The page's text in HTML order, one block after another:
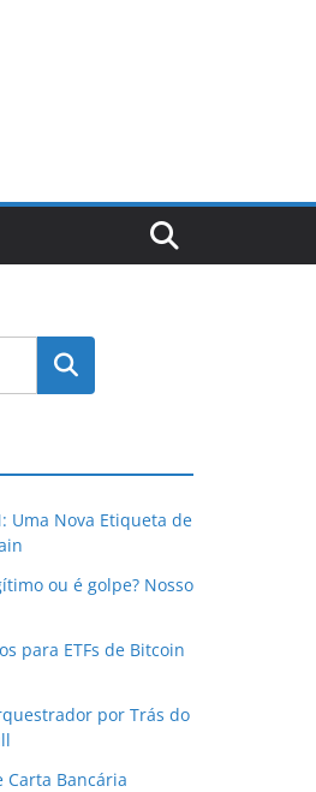
Pesquisar
Uma Nova Etiqueta de
ou é golpe? Nosso
para ETFs de Bitcoin
por Trás do
Carta Bancária